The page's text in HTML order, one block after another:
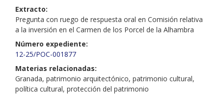
Extracto:
Pregunta con ruego de respuesta oral en Comisión relativa
a la inversión en el Carmen de los Porcel de la Alhambra
Número expediente:
12-25/POC-001877
Materias relacionadas:
Granada, patrimonio arquitectónico, patrimonio cultural,
política cultural, protección del patrimonio